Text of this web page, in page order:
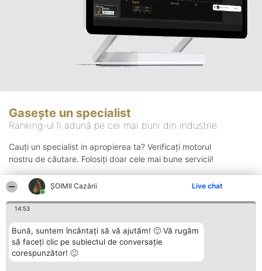
ȘOIMII Cazării Live chat
14:53
Bună, suntem încântați să vă ajutăm! 🙂 Vă rugăm
să faceți clic pe subiectul de conversație
corespunzător! 🙂
Gasește un specialist
Ranking-ul îi adună pe cei mai buni din industrie
Cauți un specialist in apropierea ta? Verificați motorul
nostru de căutare. Folosiți doar cele mai bune servicii!